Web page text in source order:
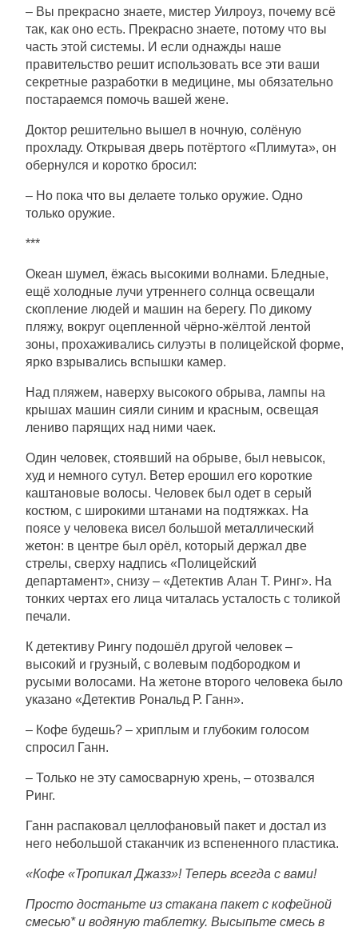
– Вы прекрасно знаете, мистер Уилроуз, почему всё
так, как оно есть. Прекрасно знаете, потому что вы
часть этой системы. И если однажды наше
правительство решит использовать все эти ваши
секретные разработки в медицине, мы обязательно
постараемся помочь вашей жене.
Доктор решительно вышел в ночную, солёную
прохладу. Открывая дверь потёртого «Плимута», он
обернулся и коротко бросил:
– Но пока что вы делаете только оружие. Одно
только оружие.
***
Океан шумел, ёжась высокими волнами. Бледные,
ещё холодные лучи утреннего солнца освещали
скопление людей и машин на берегу. По дикому
пляжу, вокруг оцепленной чёрно-жёлтой лентой
зоны, прохаживались силуэты в полицейской форме,
ярко взрывались вспышки камер.
Над пляжем, наверху высокого обрыва, лампы на
крышах машин сияли синим и красным, освещая
лениво парящих над ними чаек.
Один человек, стоявший на обрыве, был невысок,
худ и немного сутул. Ветер ерошил его короткие
каштановые волосы. Человек был одет в серый
костюм, с широкими штанами на подтяжках. На
поясе у человека висел большой металлический
жетон: в центре был орёл, который держал две
стрелы, сверху надпись «Полицейский
департамент», снизу – «Детектив Алан Т. Ринг». На
тонких чертах его лица читалась усталость с толикой
печали.
К детективу Рингу подошёл другой человек –
высокий и грузный, с волевым подбородком и
русыми волосами. На жетоне второго человека было
указано «Детектив Рональд Р. Ганн».
– Кофе будешь? – хриплым и глубоким голосом
спросил Ганн.
– Только не эту самосварную хрень, – отозвался
Ринг.
Ганн распаковал целлофановый пакет и достал из
него небольшой стаканчик из вспененного пластика.
«Кофе «Тропикал Джазз»! Теперь всегда с вами!
Просто достаньте из стакана пакет с кофейной
смесью* и водяную таблетку. Высыпьте смесь в